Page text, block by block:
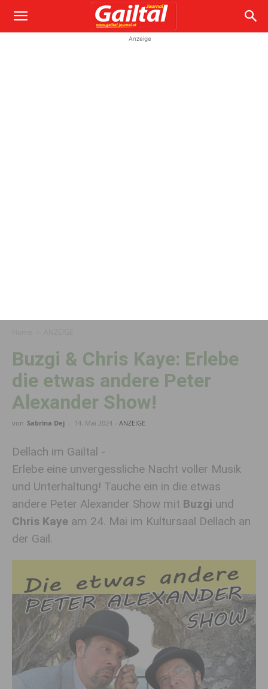
Anzeige
Buzgi & Chris Kaye: Erlebe
die etwas andere Peter
Alexander Show!
von Sabrina Dej - 14. Mai 2024 - ANZEIGE
Dellach im Gailtal -
Erlebe eine unvergessliche Nacht voller Musik
und Unterhaltung! Tauche ein in die etwas
andere Peter Alexander Show mit Buzgi und
Chris Kaye am 24. Mai im Kultursaal Dellach an
der Gail.